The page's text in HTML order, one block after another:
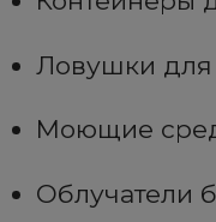
Ловушки
Моющие
Облучатели